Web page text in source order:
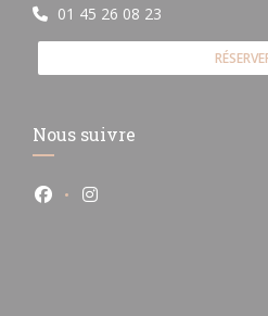
01 45 26 08 23
Nous suivre
Facebook ((ouvre une
Instagram ((ouvre